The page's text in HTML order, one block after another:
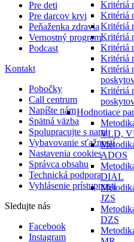
Kritériá
Kritériá
Kritériá
Kritériá
Kritériá
Kritériá
Kritériá
Kritériá
Hodnotiace
VLD,
ADOS
DIAL
JZS
DZS
Pre deti
Pre darcov krvi
Peňaženka zdravia
Vernostný program
Podcast
Kontakt
Pobočky
Call centrum
Napíšte nám
Spätná väzba
Spolupracujte s nami
Vybavovanie sťažností
Nastavenia cookies
Správca obsahu
Technická podpora
Vyhlásenie prístupnosti
Sledujte nás
Facebook
Instagram